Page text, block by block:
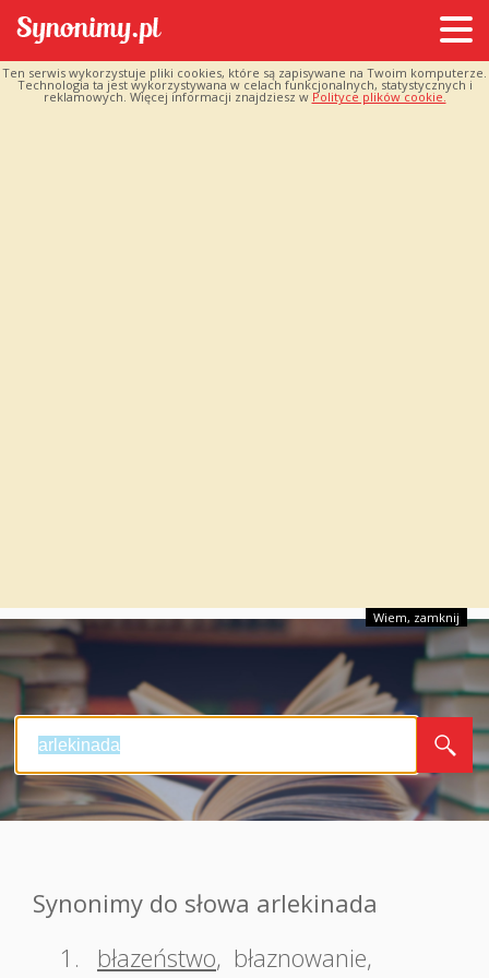
Ten serwis wykorzystuje pliki cookies, które są zapisywane na Twoim komputerze.
Technologia ta jest wykorzystywana w celach funkcjonalnych, statystycznych i
reklamowych. Więcej informacji znajdziesz w Polityce plików cookie.
Wiem, zamknij
Synonimy do słowa arlekinada
1.
błazeństwo, błaznowanie,